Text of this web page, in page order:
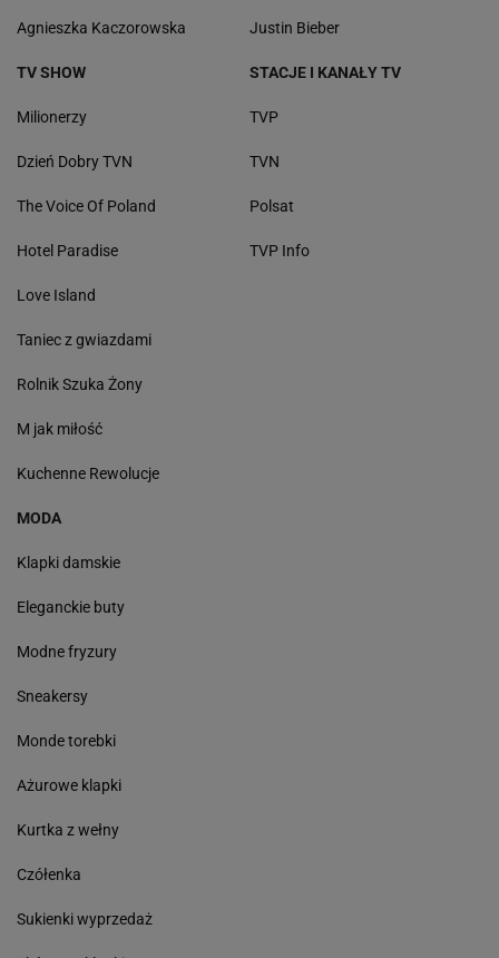
Agnieszka Kaczorowska Justin Bieber
TV SHOW
Milionerzy
Dzień Dobry TVN
The Voice Of Poland
Hotel Paradise
Love Island
Taniec z gwiazdami
Rolnik Szuka Żony
M jak miłość
Kuchenne Rewolucje
STACJE I KANAŁY TV
TVP
TVN
Polsat
TVP Info
MODA
Klapki damskie
Eleganckie buty
Modne fryzury
Sneakersy
Monde torebki
Ażurowe klapki
Kurtka z wełny
Czółenka
Sukienki wyprzedaż